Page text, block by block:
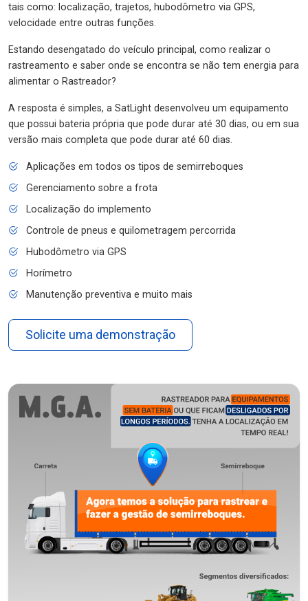
tais como: localização, trajetos, hubodômetro via GPS,
velocidade entre outras funções.
Estando desengatado do veículo principal, como realizar o
rastreamento e saber onde se encontra se não tem energia para
alimentar o Rastreador?
A resposta é simples, a SatLight desenvolveu um equipamento
que possui bateria própria que pode durar até 30 dias, ou em sua
versão mais completa que pode durar até 60 dias.
Aplicações em todos os tipos de semirreboques
Gerenciamento sobre a frota
Localização do implemento
Controle de pneus e quilometragem percorrida
Hubodômetro via GPS
Horímetro
Manutenção preventiva e muito mais
Solicite uma demonstração